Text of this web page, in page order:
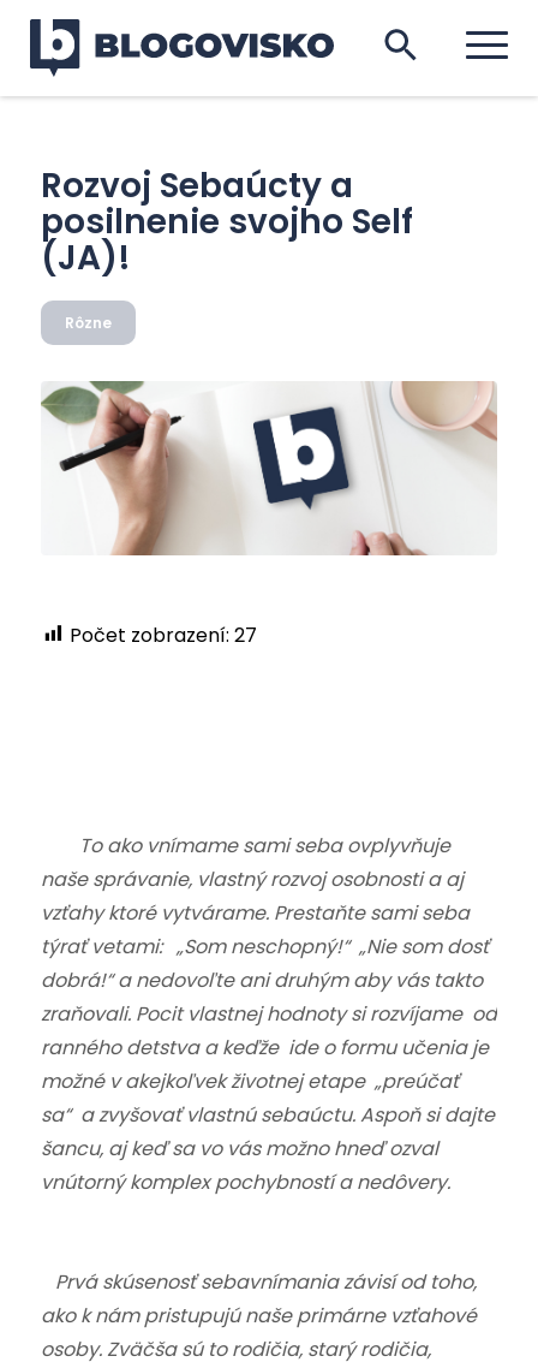
Rozvoj Sebaúcty a
posilnenie svojho Self
(JA)!
Rôzne
Počet zobrazení: 27
To ako vnímame sami seba ovplyvňuje
naše správanie, vlastný rozvoj osobnosti a aj
vzťahy ktoré vytvárame. Prestaňte sami seba
týrať vetami: „Som neschopný!“ „Nie som dosť
dobrá!“ a nedovoľte ani druhým aby vás takto
zraňovali. Pocit vlastnej hodnoty si rozvíjame od
ranného detstva a keďže ide o formu učenia je
možné v akejkoľvek životnej etape „preúčať
sa“ a zvyšovať vlastnú sebaúctu. Aspoň si dajte
šancu, aj keď sa vo vás možno hneď ozval
vnútorný komplex pochybností a nedôvery.
Prvá skúsenosť sebavnímania závisí od toho,
ako k nám pristupujú naše primárne vzťahové
osoby. Zväčša sú to rodičia, starý rodičia,